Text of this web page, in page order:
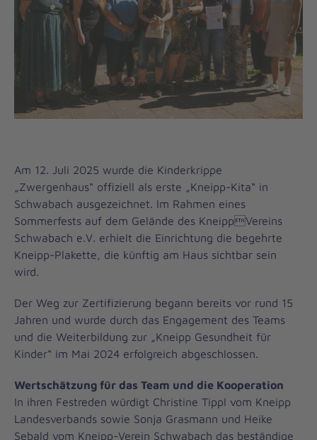
Am 12. Juli 2025 wurde die Kinderkrippe
„Zwergenhaus“ offiziell als erste „Kneipp-Kita“ in
Schwabach ausgezeichnet. Im Rahmen eines
Sommerfests auf dem Gelände des KneippVereins
Schwabach e.V. erhielt die Einrichtung die begehrte
Kneipp-Plakette, die künftig am Haus sichtbar sein
wird.
Der Weg zur Zertifizierung begann bereits vor rund 15
Jahren und wurde durch das Engagement des Teams
und die Weiterbildung zur „Kneipp Gesundheit für
Kinder“ im Mai 2024 erfolgreich abgeschlossen.
Wertschätzung für das Team und die Kooperation
In ihren Festreden würdigt Christine Tippl vom Kneipp
Landesverbands sowie Sonja Grasmann und Heike
Sebald vom Kneipp-Verein Schwabach das beständige